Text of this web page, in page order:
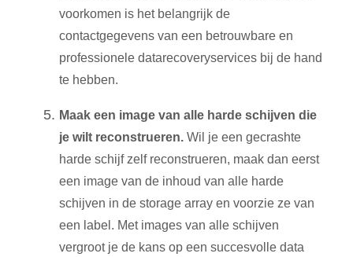
voorkomen is het belangrijk de
contactgegevens van een betrouwbare en
professionele datarecoveryservices bij de hand
te hebben.
Maak een image van alle harde schijven die
je wilt reconstrueren. Wil je een gecrashte
harde schijf zelf reconstrueren, maak dan eerst
een image van de inhoud van alle harde
schijven in de storage array en voorzie ze van
een label. Met images van alle schijven
vergroot je de kans op een succesvolle data